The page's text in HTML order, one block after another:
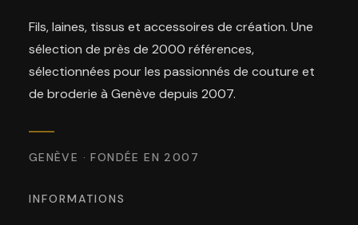
Fils, laines, tissus et accessoires de création. Une
sélection de près de 2000 références,
sélectionnées pour les passionnés de couture et
de broderie à Genève depuis 2007.
GENÈVE · FONDÉE EN 2007
INFORMATIONS